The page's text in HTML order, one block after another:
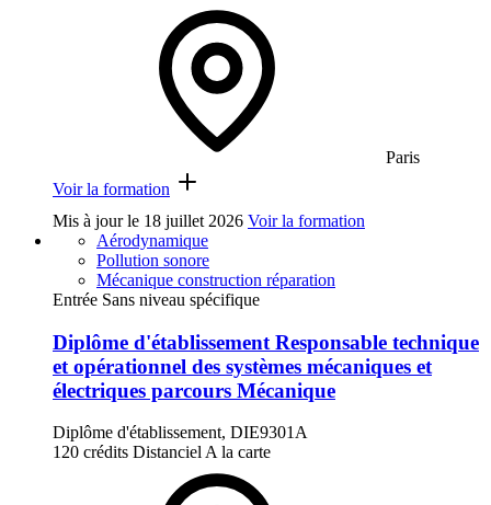
Paris
Voir la formation
Mis à jour le 18 juillet 2026 Voir la formation
Aérodynamique
Pollution sonore
Mécanique construction réparation
Entrée Sans niveau spécifique
Diplôme d'établissement Responsable technique
et opérationnel des systèmes mécaniques et
électriques parcours Mécanique
Diplôme d'établissement, DIE9301A
120 crédits DistancielA la carte